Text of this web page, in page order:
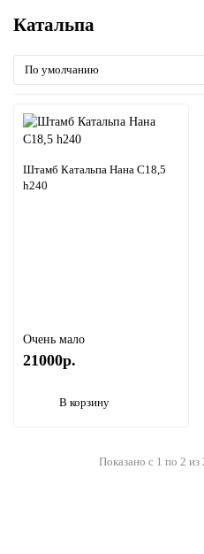
Катальпа
Штамб Катальпа Нана С18,5
h240
Очень мало
21000р.
В корзину
Показано с 1 по 2 из